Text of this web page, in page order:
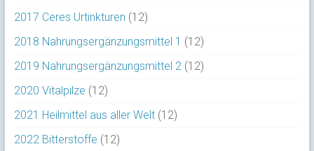
2017 Ceres Urtinkturen (12)
2018 Nahrungsergänzungsmittel 1 (12)
2019 Nahrungsergänzungsmittel 2 (12)
2020 Vitalpilze (12)
2021 Heilmittel aus aller Welt(12)
2022 Bitterstoffe (12)